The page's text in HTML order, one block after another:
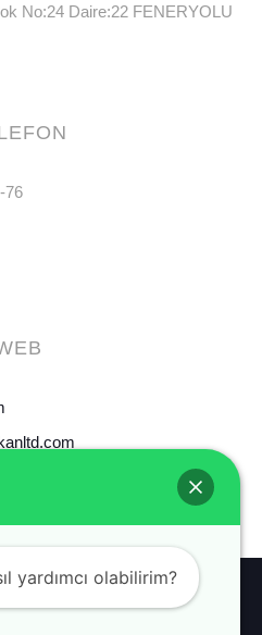
No:24 Daire:22 FENERYOLU
76
yardımcı olabilirim?